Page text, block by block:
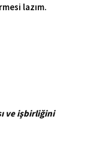
lazım.
ve işbirliğini